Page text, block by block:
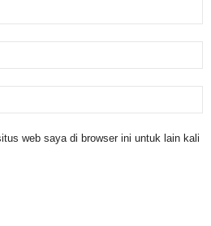
web saya di browser ini untuk lain kali